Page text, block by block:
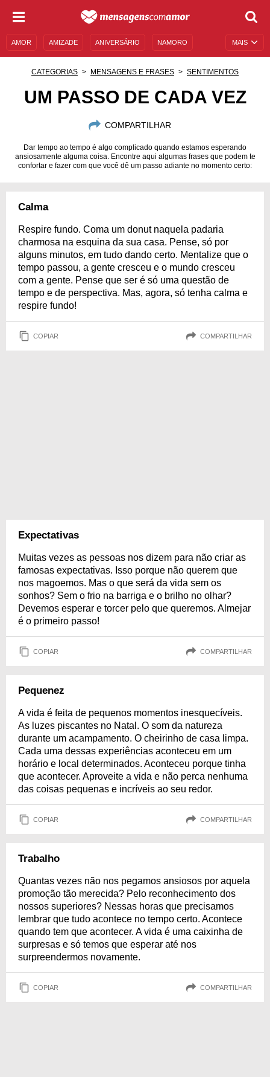
MAIS
AMOR AMIZADE ANIVERSÁRIO NAMORO
CATEGORIAS MENSAGENS E FRASES SENTIMENTOS
UM PASSO DE CADA VEZ
COMPARTILHAR
Dar tempo ao tempo é algo complicado quando estamos esperando
ansiosamente alguma coisa. Encontre aqui algumas frases que podem te
confortar e fazer com que você dê um passo adiante no momento certo:
Calma
Respire fundo. Coma um donut naquela padaria
charmosa na esquina da sua casa. Pense, só por
alguns minutos, em tudo dando certo. Mentalize que o
tempo passou, a gente cresceu e o mundo cresceu
com a gente. Pense que ser é só uma questão de
tempo e de perspectiva. Mas, agora, só tenha calma e
respire fundo!
COPIAR COMPARTILHAR
Expectativas
Muitas vezes as pessoas nos dizem para não criar as
famosas expectativas. Isso porque não querem que
nos magoemos. Mas o que será da vida sem os
sonhos? Sem o frio na barriga e o brilho no olhar?
Devemos esperar e torcer pelo que queremos. Almejar
é o primeiro passo!
COPIAR COMPARTILHAR
Pequenez
A vida é feita de pequenos momentos inesquecíveis.
As luzes piscantes no Natal. O som da natureza
durante um acampamento. O cheirinho de casa limpa.
Cada uma dessas experiências aconteceu em um
horário e local determinados. Aconteceu porque tinha
que acontecer. Aproveite a vida e não perca nenhuma
das coisas pequenas e incríveis ao seu redor.
COPIAR COMPARTILHAR
Trabalho
Quantas vezes não nos pegamos ansiosos por aquela
promoção tão merecida? Pelo reconhecimento dos
nossos superiores? Nessas horas que precisamos
lembrar que tudo acontece no tempo certo. Acontece
quando tem que acontecer. A vida é uma caixinha de
surpresas e só temos que esperar até nos
surpreendermos novamente.
COPIAR COMPARTILHAR